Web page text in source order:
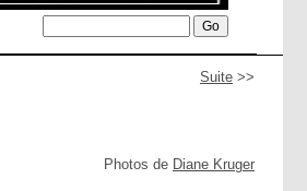
Suite >>
Photos de Diane Kruger